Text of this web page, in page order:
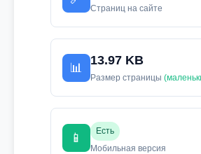
Страниц на сайте
📊
13.97 KB
Размер страницы
📱
Есть
Мобильная версия